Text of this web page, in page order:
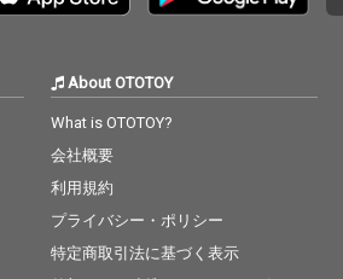
About OTOTOY
What is OTOTOY?
会社概要
利用規約
プライバシー・ポリシー
特定商取引法に基づく表示